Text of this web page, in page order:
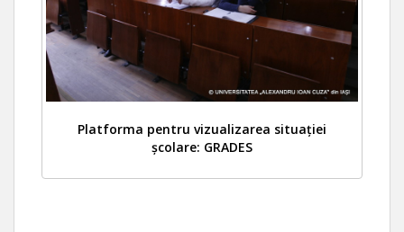
Platforma pentru vizualizarea situației
școlare: GRADES